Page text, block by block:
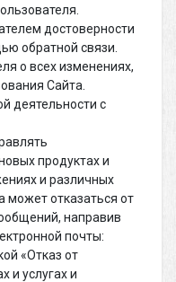
достоверности
обратной связи.
о всех изменениях,
Сайта.
деятельности с
продуктах и
и различных
может отказаться от
направив
почты:
«Отказ от
и услугах и